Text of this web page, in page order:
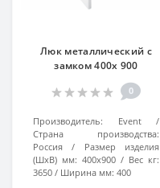
Люк металлический с
замком 400х 900
0
Производитель:
Event
Страна производства:
Россия
Размер изделия
(ШхВ) мм: 400х900
Вес кг:
3650
Ширина мм: 400